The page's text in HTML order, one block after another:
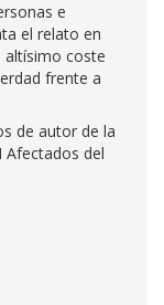
e
el relato en
altísimo coste
frente a
de autor de la
Afectados del